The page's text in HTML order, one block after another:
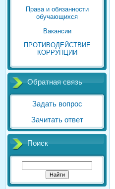
Права и обязанности
обучающихся
Вакансии
ПРОТИВОДЕЙСТВИЕ
КОРРУПЦИИ
Обратная связь
Задать вопрос
Зачитать ответ
Поиск